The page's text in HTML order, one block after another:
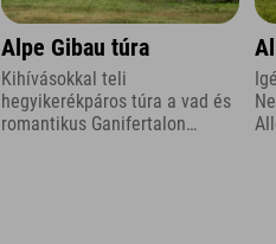
Alpe Gibau túra
Kihívásokkal teli
hegyikerékpáros túra a vad és
romantikus Ganifertalon